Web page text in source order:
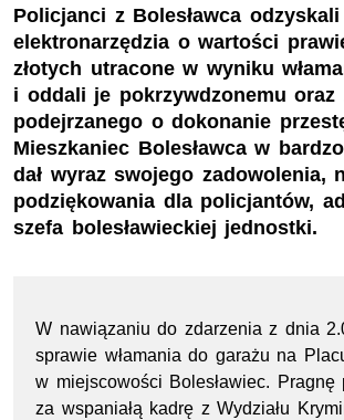
Policjanci z Bolesławca odzyskali
elektronarzędzia o wartości
złotych utracone w wyniku
i oddali je pokrzywdzonemu oraz
podejrzanego o dokonanie
Mieszkaniec Bolesławca w
dał wyraz swojego zadowolenia,
podziękowania dla policjantów,
szefa bolesławieckiej jednostki.
W nawiązaniu do zdarzenia z dnia
sprawie włamania do garażu na
w miejscowości Bolesławiec. Pragnę
za wspaniałą kadrę z Wydziału